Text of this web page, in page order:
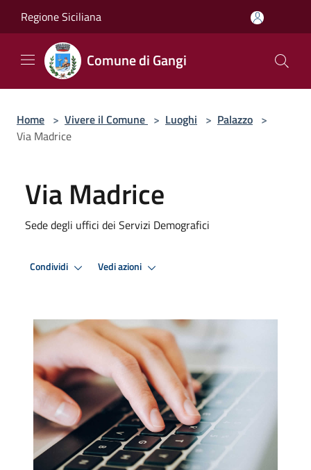
Regione Siciliana
Comune di Gangi
Home > Vivere il Comune > Luoghi > Palazzo >
Via Madrice
Via Madrice
Sede degli uffici dei Servizi Demografici
Condividi Vedi azioni